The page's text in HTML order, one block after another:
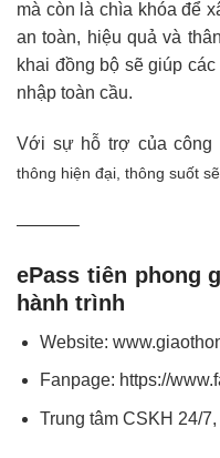
mà còn là chìa khóa để
an toàn, hiệu quả và
khai đồng bộ sẽ giúp
nhập toàn cầu.
Với sự hỗ trợ của công
thông hiện đại, thông suốt
———–
ePass tiên phong
hành trình
Website:
Fanpage: https://
Trung tâm CSKH 24/